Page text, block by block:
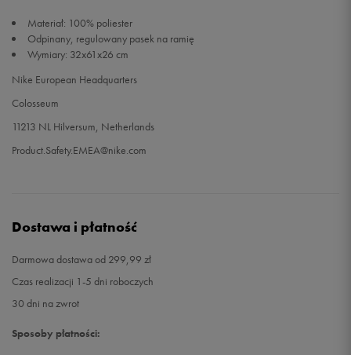
Materiał: 100% poliester
Odpinany, regulowany pasek na ramię
Wymiary: 32x61x26 cm
Nike European Headquarters
Colosseum
11213 NL Hilversum, Netherlands
Product.Safety.EMEA@nike.com
Dostawa i płatność
Darmowa dostawa od 299,99 zł
Czas realizacji 1-5 dni roboczych
30 dni na zwrot
Sposoby płatności: